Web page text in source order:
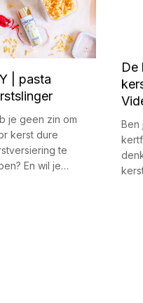
| pasta
je geen zin om
kerst dure
te
En wil je…
De
Ben